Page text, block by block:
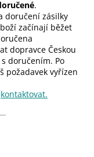
.
doručení zásilky
začínají běžet
dopravce Českou
doručením. Po
požadavek vyřízen
kontaktovat.